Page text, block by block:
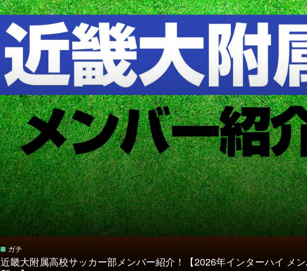
ガチ
近畿大附属高校サッカー部メンバー紹介！【2026年インターハイ メ